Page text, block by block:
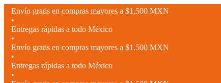
Envío gratis en compras mayores a $1,500 MXN
•
Entregas rápidas a todo México
•
Envío gratis en compras mayores a $1,500 MXN
•
Entregas rápidas a todo México
•